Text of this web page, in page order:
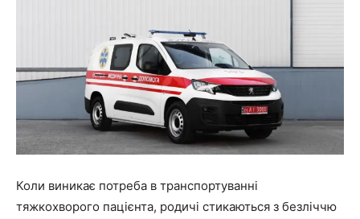
Коли виникає потреба в транспортуванні
тяжкохворого пацієнта, родичі стикаються з безліччю